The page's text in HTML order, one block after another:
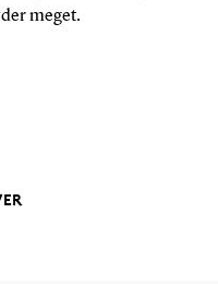
meget.